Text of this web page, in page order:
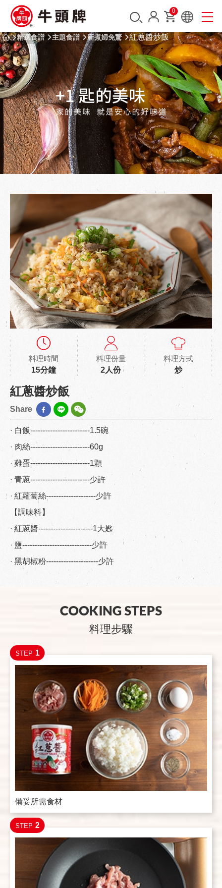
0
精選食譜 主題食譜 新煮婦免驚 紅蔥醬炒飯
料理時間
15分鐘
料理份量
2人份
料理方式
炒
紅蔥醬炒飯
Share
· 白飯------------------------1.5碗
· 肉絲------------------------60g
· 雞蛋------------------------1顆
· 青蔥------------------------少許
· 紅蘿蔔絲--------------------少許
【調味料】
· 紅蔥醬----------------------1大匙
· 鹽----------------------------少許
· 黑胡椒粉---------------------少許
COOKING STEPS
料理步驟
STEP 1
備妥所需食材
STEP 2